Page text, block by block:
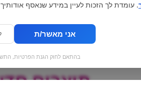
מוצרים
. עומדת לך הזכות לעיין במידע שנאסף
אני מאשר/ת
בהתאם לחוק הגנת הפרטיות,